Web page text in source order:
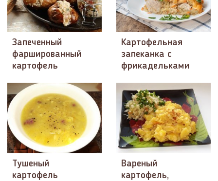
Запеченный
фаршированный
картофель
Картофельная
запеканка с
фрикадельками
Тушеный
картофель
Вареный
картофель,